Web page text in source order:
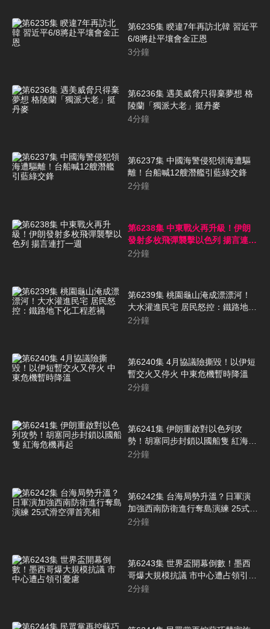
第6235集 睽違7年再訪北韓 習近平
6/8將赴平壤會金正恩
3分鐘
第6236集 遇美威脅只得棄夢想 格
陵蘭「獨派大老」挺丹麥
4分鐘
第6237集 中國海警侵犯領海遭驅
離！台船喊12艘潛艦引藍綠交鋒
2分鐘
第6238集 中東戰火再升級！伊朗
發射多枚飛彈襲擊以色列 揚言連打
一週
2分鐘
第6239集 桃園龜山淹成漂漂河！
大水灌進民宅 居民怒控：鐵路地下
化工程惹禍
2分鐘
第6240集 4月協議險撕毀！以伊短
暫交火又停火 中東危機暫時降溫
2分鐘
第6241集 伊朗重啟對以色列攻
勢！胡塞同步封鎖以國船隻 紅海危
機再起
2分鐘
第6242集 台海局勢升溫？日軍演
加強西南防衛進行奪島演練 25式滑
空彈首亮相
2分鐘
第6243集 世界盃開幕倒數！墨西
哥爆大規模抗議 市中心遭占領引憂
慮
2分鐘